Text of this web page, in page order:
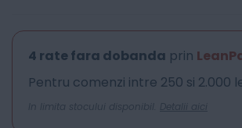
4 rate fara dobanda prin
Pentru comenzi intre 250 si 2.000
In limita stocului disponibil. Detalii aici